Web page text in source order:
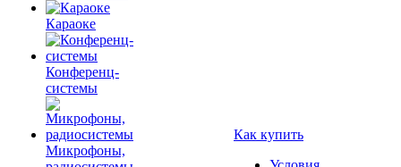
Караоке
Конференц-
системы
Микрофоны,
Как купить